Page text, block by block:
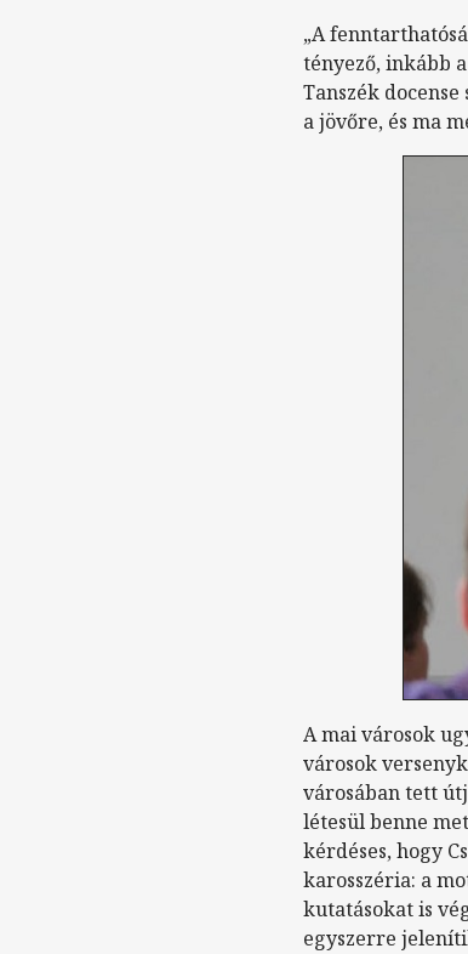
„A
tényező, inkább
Tanszék
a jövőre, és ma
A mai városok
városok
városában tett
létesül benne
kérdéses, hogy
karosszéria: a
kutatásokat is
egyszerre